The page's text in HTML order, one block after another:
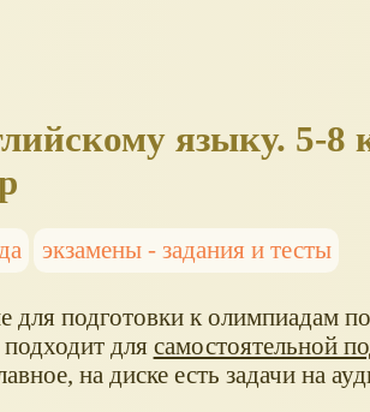
языку. 5-8
экзамены - задания и тесты
для подготовки к олимпиадам
подходит для самостоятельной
на диске есть задачи на